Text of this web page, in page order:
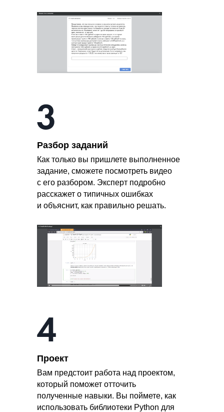
Разбор заданий
Как только вы пришлете выполненное
задание, сможете посмотреть видео
с его разбором. Эксперт подробно
расскажет о типичных ошибках
и объяснит, как правильно решать.
Проект
Вам предстоит работа над проектом,
который поможет отточить
полученные навыки. Вы поймете, как
использовать библиотеки Python для